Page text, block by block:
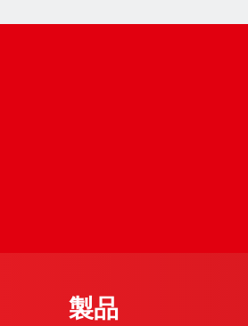
製品